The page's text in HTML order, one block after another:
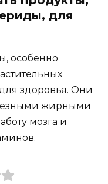
для
особенно
здоровья. Они
жирными
мозга и